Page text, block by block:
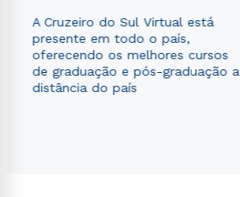
A Cruzeiro do Sul Virtual está
presente em todo o país,
oferecendo os melhores cursos
de graduação e pós-graduação a
distância do país